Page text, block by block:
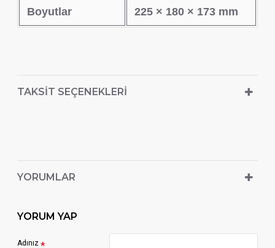
Boyutlar 225 × 180 × 173 mm
TAKSIT SEÇENEKLERI
YORUMLAR
YORUM YAP
Adınız